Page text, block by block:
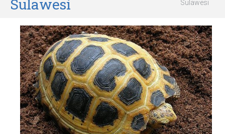
Sulawesi
Sulawesi